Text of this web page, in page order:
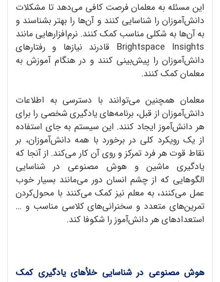
این مسئله به معلمان فرصت کافی می‌دهد تا مشکلات
دانش‌آموزان را شناسایی کنند و آن‌ها را بهتر بشناسند و
به آن‌ها به شکلی مناسب کمک کنند. نرم‌افزارهایی مانند
Brightspace Insights قادرند نیازها و رفتارهای
دانش‌آموزان را پیش‌بینی کنند و در هنگام آموزش به
معلمان کمک کنند.
معلمان همچنین می‌توانند با دسترسی به اطلاعات
دانش‌آموزان از قبل، برنامه‌های یادگیری شخصی را برای
هر دانش‌آموز ایجاد کنند. این سیستم به جای استفاده
از یک رویکرد کلی در برخورد با همه دانش‌آموزان، بر
نقاط قوت هر فرد تمرکز و روی آن کار می‌کند. از آنجا که
یادگیری ماشین و هوش مصنوعی در شناسایی
الگوهایی که از چشم انسان دور می‌مانند بسیار خوب
عمل می‌کنند، به معلم نیز کمک می‌کنند با محول‌کردن
تمرین‌های متعدد و سخنرانی‌های کلاسی مناسب و ...
استعدادهای هر دانش‌آموز را شکوفا کند.
هوش مصنوعی در شناسایی خلأهای یادگیری کمک